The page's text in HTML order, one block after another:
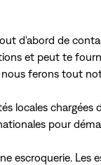
d'abord de
et peut te
ferons tout
locales chargées
pour
escroquerie. Les